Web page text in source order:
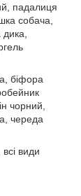
падалиця
собача,
біфора
чорний,
череда
всі види